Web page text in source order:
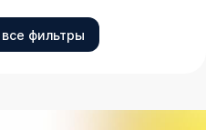
фильтры